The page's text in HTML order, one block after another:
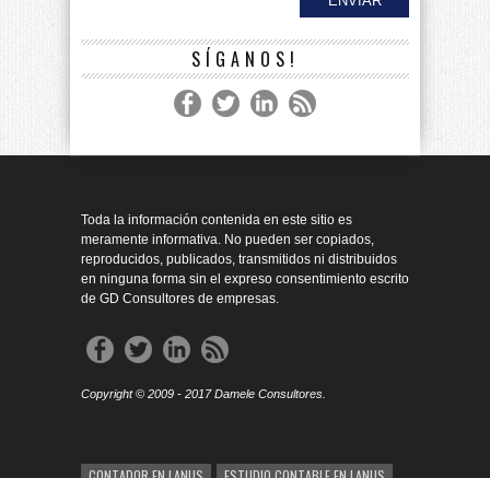
SÍGANOS!
Toda la información contenida en este sitio es
meramente informativa. No pueden ser copiados,
reproducidos, publicados, transmitidos ni distribuidos
en ninguna forma sin el expreso consentimiento escrito
de GD Consultores de empresas.
Copyright © 2009 - 2017 Damele Consultores.